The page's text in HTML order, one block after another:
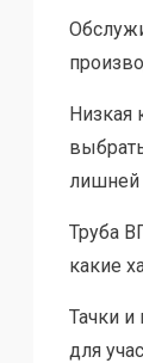
Низкая
лишней
Труба
какие
Тачки
для